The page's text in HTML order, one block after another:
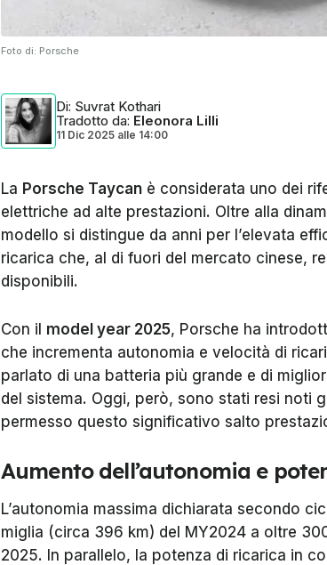
Foto di: Porsche
Di: Suvrat Kothari
Tradotto da: Eleonora Lilli
11 Dic 2025 alle 14:00
La Porsche Taycan è considerata uno dei
elettriche ad alte prestazioni. Oltre alla
modello si distingue da anni per l’elevata
ricarica che, al di fuori del mercato cinese,
disponibili.
Con il model year 2025, Porsche ha
che incrementa autonomia e velocità di
parlato di una batteria più grande e di
del sistema. Oggi, però, sono stati resi noti
permesso questo significativo salto
Aumento dell’autonomia e
L’autonomia massima dichiarata secondo
miglia (circa 396 km) del MY2024 a oltre
2025. In parallelo, la potenza di ricarica in